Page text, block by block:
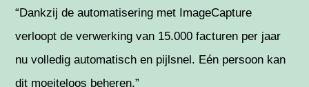
“Dankzij de automatisering met ImageCapture
verloopt de verwerking van 15.000 facturen per jaar
nu volledig automatisch en pijlsnel. Eén persoon kan
dit moeiteloos beheren.”